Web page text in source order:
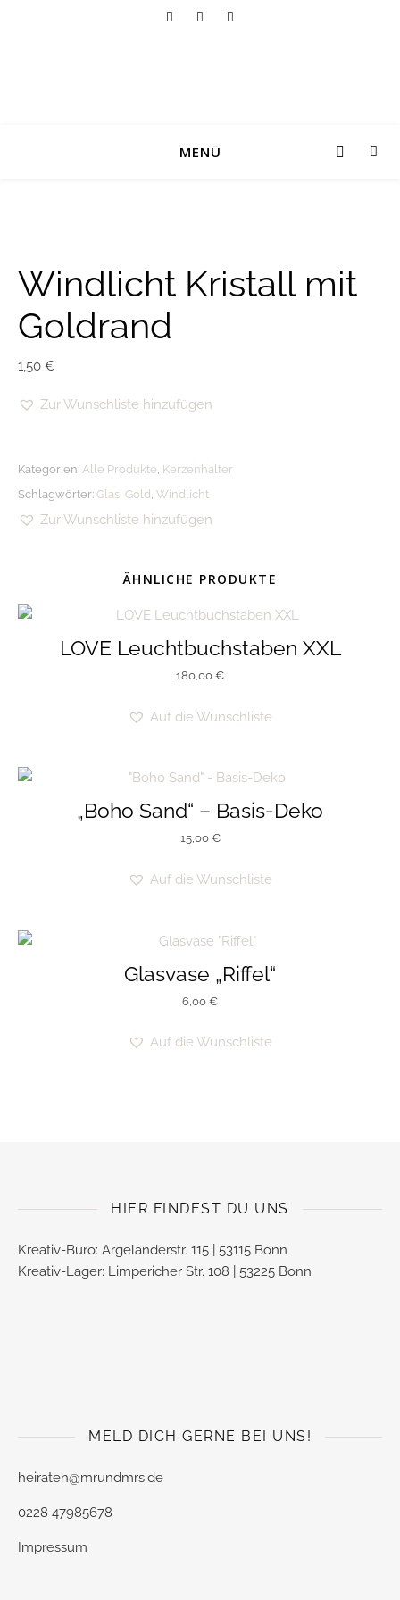
MENÜ
Windlicht Kristall mit
Goldrand
1,50 €
Zur Wunschliste hinzufügen
Kategorien: Alle Produkte, Kerzenhalter
Schlagwörter: Glas, Gold , Windlicht
Zur Wunschliste hinzufügen
ÄHNLICHE PRODUKTE
LOVE Leuchtbuchstaben XXL
180,00 €
Auf die Wunschliste
„Boho Sand“ – Basis-Deko
15,00 €
Auf die Wunschliste
Glasvase „Riffel“
6,00 €
Auf die Wunschliste
HIER FINDEST DU UNS
Kreativ-Büro: Argelanderstr. 115 | 53115 Bonn
Kreativ-Lager: Limpericher Str. 108 | 53225 Bonn
MELD DICH GERNE BEI UNS!
heiraten@mrundmrs.de
0228 47985678
Impressum